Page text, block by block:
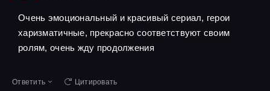
Очень эмоциональный и красивый сериал, герои
харизматичные, прекрасно соответствуют своим
ролям, очень жду продолжения
Ответить Цитировать